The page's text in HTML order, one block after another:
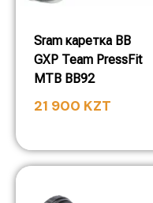
Sram каретка BB
GXP Team PressFit
MTB BB92
21 900 KZT